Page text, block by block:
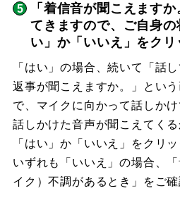
「着信音が聞こえます
てきますので、ご自身
い」か「いいえ」をクリ
「はい」の場合、続いて「話
返事が聞こえますか。」とい
で、マイクに向かって話しか
話しかけた音声が聞こえてく
「はい」か「いいえ」をクリ
いずれも「いいえ」の場合、
イク）不調があるとき」をご確